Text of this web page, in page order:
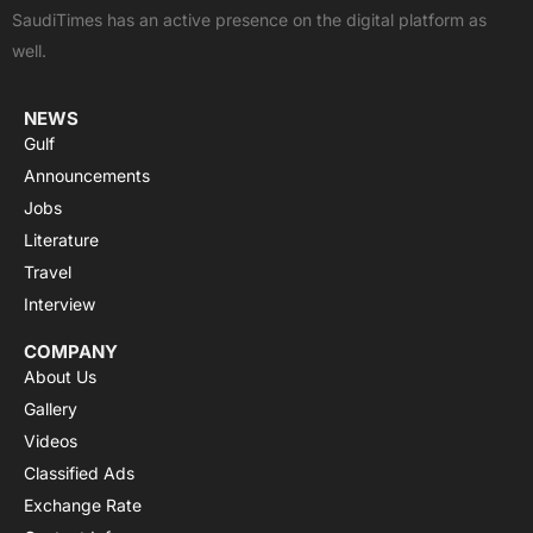
k
e
p
a
SaudiTimes has an active presence on the digital platform as
well.
NEWS
Gulf
Announcements
Jobs
Literature
Travel
Interview
COMPANY
About Us
Gallery
Videos
Classified Ads
Exchange Rate